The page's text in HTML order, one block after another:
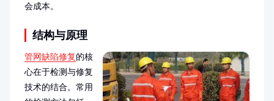
会成本。
结构与原理
管网缺陷修复 的核
心在于检测与修复
技术的结合。常用